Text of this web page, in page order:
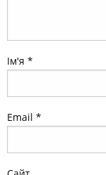
Ім'я *
Email *